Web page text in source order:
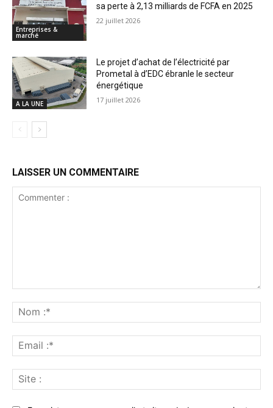
Entreprises &
marché
sa perte à 2,13 milliards de FCFA en 2025
22 juillet 2026
A LA UNE
Le projet d’achat de l’électricité par
Prometal à d’EDC ébranle le secteur
énergétique
17 juillet 2026
LAISSER UN COMMENTAIRE
:*
:*
: